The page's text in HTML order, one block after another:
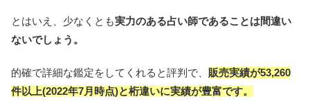
とはいえ、少なくとも実力のある占い師であることは間違い
ないでしょう。
的確で詳細な鑑定をしてくれると評判で、 販売実績が53,260
件以上(2022年7月時点)と桁違いに実績が豊富です。